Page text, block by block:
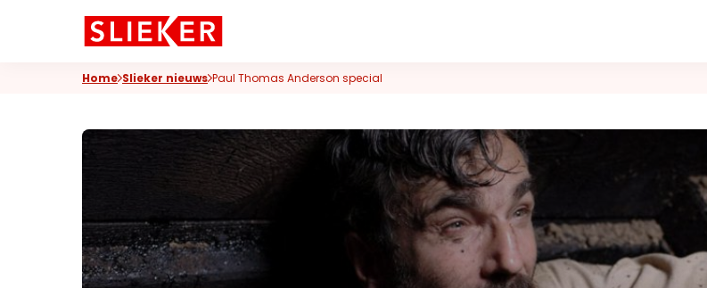
Home Slieker nieuws Paul Thomas Anderson special